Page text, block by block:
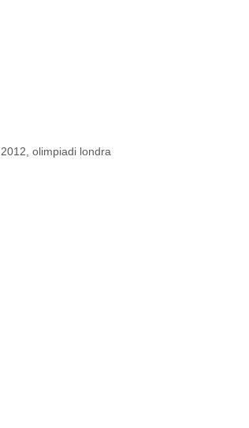
,olimpiadi londra